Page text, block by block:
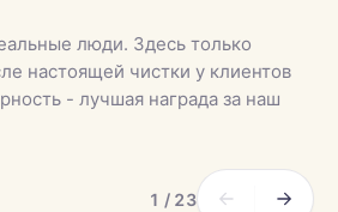
люди. Здесь только
настоящей чистки у клиентов
- лучшая награда за наш
1 / 23